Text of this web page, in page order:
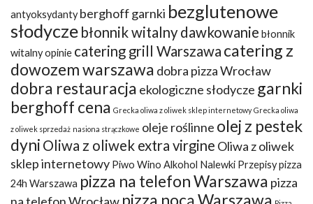
antyoksydanty berghoff garnki bezglutenowe
słodycze błonnik witalny dawkowanie błonnik
witalny opinie catering grill Warszawa catering z
dowozem warszawa dobra pizza Wrocław
dobra restauracja ekologiczne słodycze garnki
berghoff cena Grecka oliwa z oliwek sklep internetowy Grecka oliwa
z oliwek sprzedaż nasiona strączkowe oleje roślinne olej z pestek
dyni Oliwa z oliwek extra virgine Oliwa z oliwek
sklep internetowy Piwo Wino Alkohol Nalewki Przepisypizza
24h Warszawa pizza na telefon Warszawa pizza
pizza nocą Warszawa